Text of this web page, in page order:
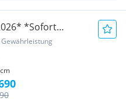
*Sofort
Gewährleistung